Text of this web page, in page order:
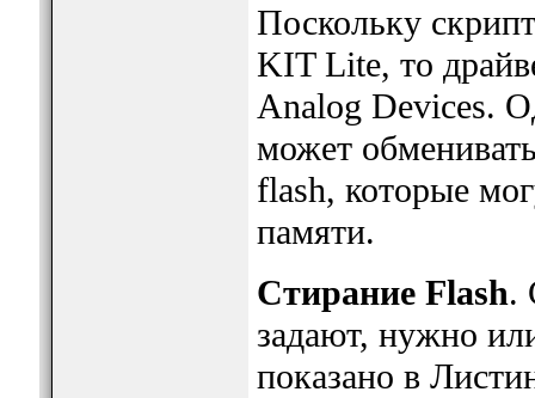
Поскольку
KIT Lite, то
Analog Devices.
может
flash, которые
памяти.
Стирание Flash.
задают, нужно
показано в